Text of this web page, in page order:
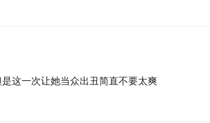
这一次让她当众出丑简直不要太爽